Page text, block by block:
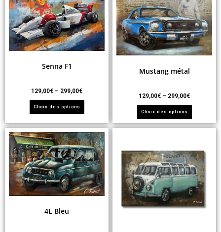
Senna F1
129,00€ – 299,00€
Choix des options
Mustang métal
129,00€ – 299,00€
Choix des options
4L Bleu